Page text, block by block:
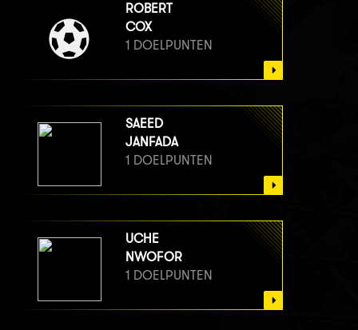
ROBERT
COX
1 DOELPUNTEN
SAEED
JANFADA
1 DOELPUNTEN
UCHE
NWOFOR
1 DOELPUNTEN